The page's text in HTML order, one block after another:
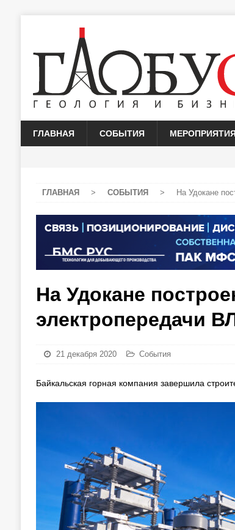
ГЛАВНАЯ СОБЫТИЯ
ГЛАВНАЯ > СОБЫТИЯ > На Удокане
На Удокане
электропередачи
21 декабря 2020 События
Байкальская горная компания завершила